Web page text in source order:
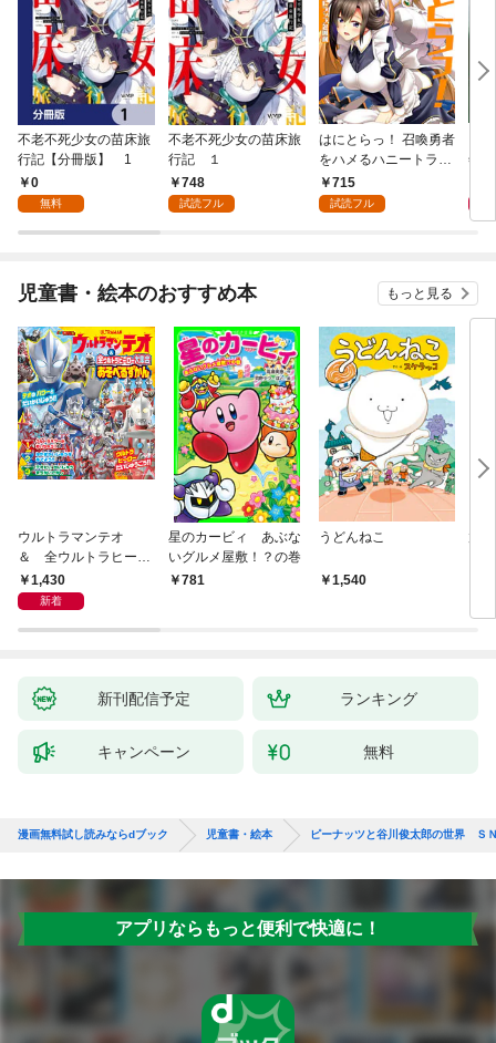
不老不死少女の苗床旅
行記【分冊版】 1
0
無料
不老不死少女の苗床旅
行記 １
748
試読フル
はにとらっ！ 召喚勇者
をハメるハニートラッ
プ包囲網 1
715
試読フル
年9
児童書・絵本のおすすめ本 もっと見る
ウルトラマンテオ
＆ 全ウルトラヒーロ
ー大集合 あそべるず
かん
1,430
新着
星のカービィ あぶな
いグルメ屋敷！？の巻
781
うどんねこ
1,540
放
新刊配信予定 ランキング
キャンペーン 無料
漫画無料試し読みならdブック 児童書・絵本 ピーナッツと谷川俊太郎の世界 Ｓ
アプリならもっと便利で快適に！